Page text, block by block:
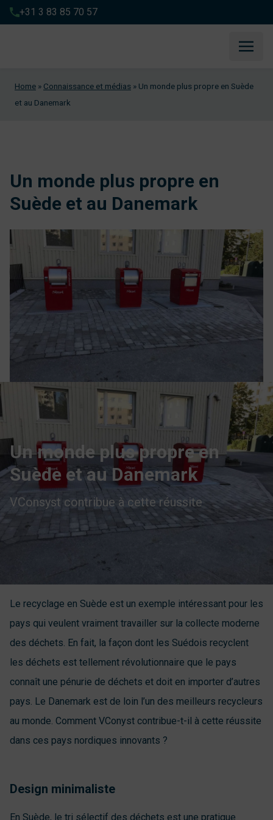
+31 3 83 85 70 57
Home » Connaissance et médias » Un monde plus propre en Suède
et au Danemark
Un monde plus propre en
Suède et au Danemark
Un monde plus propre en
Suède et au Danemark
VConsyst contribue à cette réussite
Le recyclage en Suède est un exemple intéressant pour les
pays qui veulent vraiment travailler sur la collecte moderne
des déchets. En fait, la façon dont les Suédois recyclent
les déchets est tellement révolutionnaire que le pays
connaît une pénurie de déchets et doit en importer d’autres
pays. Le Danemark est de loin l’un des meilleurs recycleurs
au monde. Comment VConyst contribue-t-il à cette réussite
dans ces pays nordiques innovants ?
Design minimaliste
En Suède, le tri sélectif des déchets est une pratique